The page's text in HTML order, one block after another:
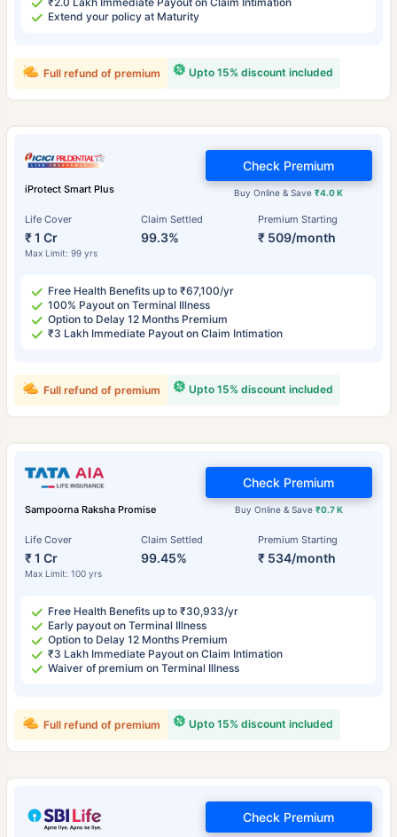
Extend your policy at Maturity
Upto 15% discount included
Full refund of premium
iProtect Smart Plus
Life Cover
₹ 1 Cr
Max Limit: 99 yrs
Claim Settled
99.3%
Premium Starting
₹ 509/month
Buy Online & Save₹4.0 K
Check Premium
Free Health Benefits up to ₹67,100/yr
100% Payout on Terminal Illness
Option to Delay 12 Months Premium
₹3 Lakh Immediate Payout on Claim Intimation
Upto 15% discount included
Full refund of premium
Sampoorna Raksha Promise
Life Cover
₹ 1 Cr
Max Limit: 100 yrs
Claim Settled
99.45%
Premium Starting
₹ 534/month
Buy Online & Save ₹0.7 K
Check Premium
Free Health Benefits up to ₹30,933/yr
Early payout on Terminal Illness
Option to Delay 12 Months Premium
₹3 Lakh Immediate Payout on Claim Intimation
Waiver of premium on Terminal Illness
Upto 15% discount included
Full refund of premium
Check Premium